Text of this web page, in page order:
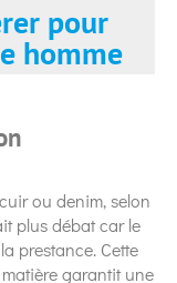
pour
homme
ou denim, selon
plus débat car le
prestance. Cette
garantit une